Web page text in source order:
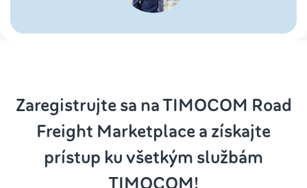
Zaregistrujte sa na TIMOCOM Road
Freight Marketplace a získajte
prístup ku všetkým službám